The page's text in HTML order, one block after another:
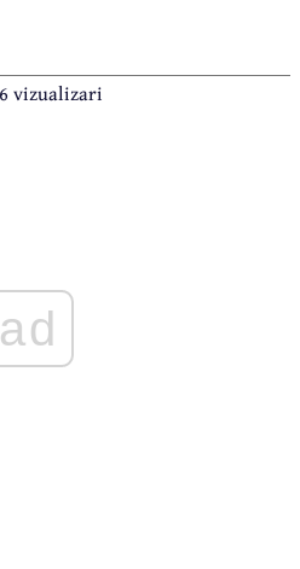
vizualizari
ad